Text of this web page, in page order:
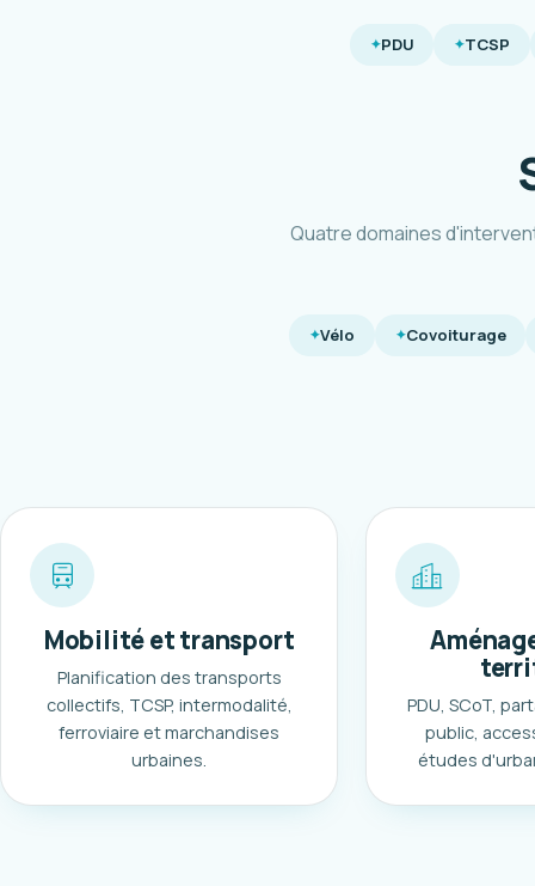
PDU TCSP
Quatre domaines
Vélo Covoiturage
Mobilité et transport
Planification des transports
collectifs, TCSP, intermodalité,
ferroviaire et marchandises
urbaines.
PDU, SCoT,
public,
études